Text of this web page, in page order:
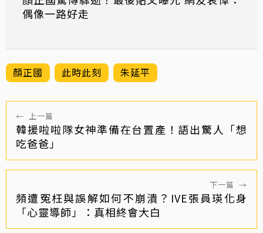
偶像一路好走
顏正國 此時此刻 朱延平
← 上一篇
韓援啦啦隊女神準備在台置產！語出驚人「想
吃爸爸」
下一篇 →
頻遭冤枉與誤解如何不崩潰？IVE張員瑛化身
「心靈導師」：真相終會大白